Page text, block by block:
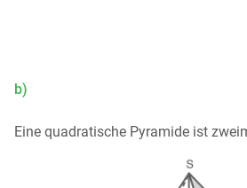
b)
Eine quadratische Pyramide ist